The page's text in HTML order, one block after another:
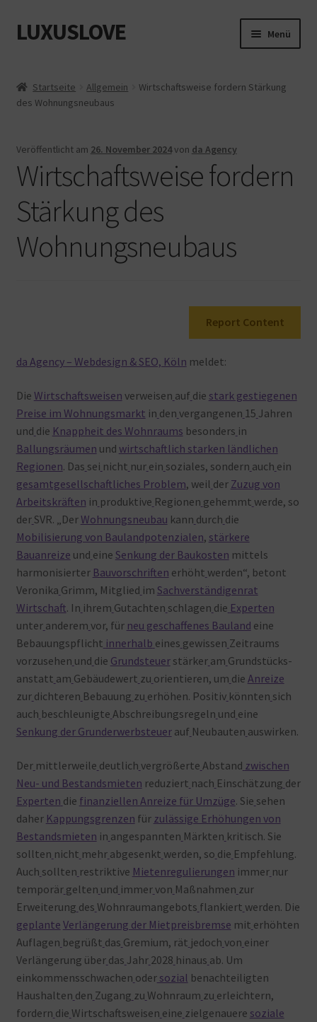
Zur
Navigation
Zum
Inhalt
LUXUSLOVE Menü
Cookie-Richtlinie (EU)
Datenschutz
Impressum
Kasse
Mein Konto
Startseite Allgemein
Wirtschaftsweise fordern Stärkung
des Wohnungsneubaus
Veröffentlicht am 26. November 2024von da Agency
Wirtschaftsweise fordern
Stärkung des
Wohnungsneubaus
Report Content
da Agency – Webdesign & SEO, Köln meldet:
Die Wirtschaftsweisen verweisen auf die stark gestiegenen
Preise im Wohnungsmarkt in den vergangenen 15 Jahren
und die Knappheit des Wohnraums besonders in
Ballungsräumen und wirtschaftlich starken ländlichen
Regionen. Das sei nicht nur ein soziales, sondern auch ein
gesamtgesellschaftliches Problem, weil der Zuzug von
Arbeitskräften in produktive Regionen gehemmt werde, so
der SVR. „DerWohnungsneubau kann durch die
Mobilisierung von Baulandpotenzialen, stärkere
Bauanreize und eine Senkung der Baukosten mittels
harmonisierter Bauvorschriften erhöht werden“, betont
Veronika Grimm, Mitglied im Sachverständigenrat
Wirtschaft. In ihrem Gutachten schlagen die Experten
unter anderem vor, für neu geschaffenes Bauland eine
Bebauungspflicht innerhalb eines gewissen Zeitraums
vorzusehen und die Grundsteuerstärker am Grundstücks-
anstatt am Gebäudewert zu orientieren, um die Anreize
zur dichteren Bebauung zu erhöhen. Positiv könnten sich
auch beschleunigte Abschreibungsregeln und eine
Senkung der Grunderwerbsteuerauf Neubauten auswirken.
Der mittlerweile deutlich vergrößerte Abstand zwischen
Neu- und Bestandsmieten reduziert nach Einschätzung der
Experten die finanziellen Anreize für Umzüge. Sie sehen
daher Kappungsgrenzen für zulässige Erhöhungen von
Bestandsmieten in angespannten Märkten kritisch. Sie
sollten nicht mehr abgesenkt werden, so die Empfehlung.
Auch sollten restriktive Mietenregulierungen immer nur
temporär gelten und immervon Maßnahmen zur
Erweiterung des Wohnraumangebots flankiert werden. Die
geplante Verlängerung der Mietpreisbremse mit erhöhten
Auflagen begrüßt das Gremium, rät jedoch von einer
Verlängerung über das Jahr 2028 hinaus ab. Um
einkommensschwachen odersozial benachteiligten
Haushalten den Zugang zu Wohnraum zu erleichtern,
fordern die Wirtschaftsweisen eine zielgenauere soziale